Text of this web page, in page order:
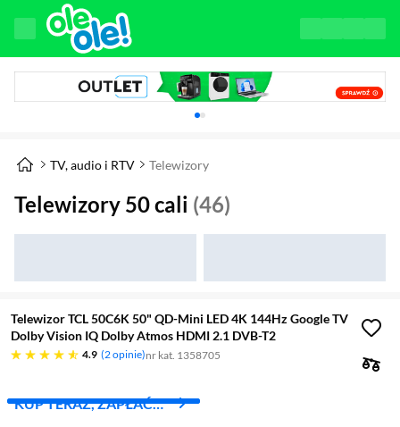
Karuzela z banerami, aktualny element 1 z
TV, audio i RTV Telewizory
Telewizory 50 cali (46)
Telewizor TCL 50C6K 50" QD-Mini LED 4K 144Hz Google TV
Dolby Vision IQ Dolby Atmos HDMI 2.1 DVB-T2
4.9
4.9 gwiazdek 2 opinie nr kat. 1358705
KUP TERAZ, ZAPŁAĆ